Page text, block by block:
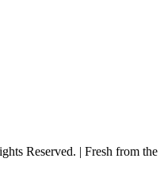
Reserved. | Fresh from the